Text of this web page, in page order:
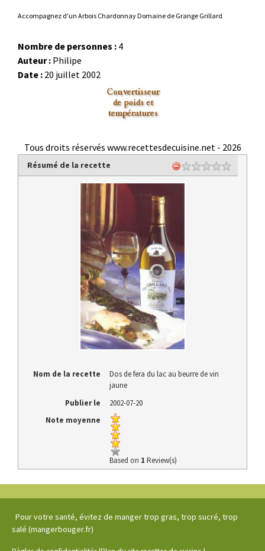
Accompagnez d'un Arbois Chardonnay Domaine de Grange Grillard
Nombre de personnes : 4
Auteur : Philipe
Date : 20 juillet 2002
Tous droits réservés www.recettesdecuisine.net - 2026
Résumé de la recette
Nom de la recette
Dos de fera du lac au beurre de vin
jaune
Publier le
2002-07-20
Note moyenne
Based on 1 Review(s)
Pour votre santé, évitez de manger trop gras, trop sucré, trop
salé (mangerbouger.fr)